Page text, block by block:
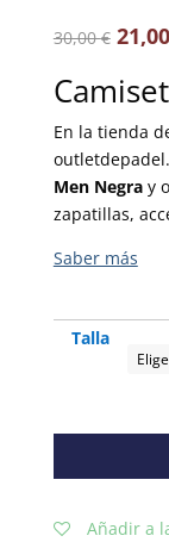
30,00€ 21,00
En la tienda
Men Negray
zapatillas,
Talla
Añadir a